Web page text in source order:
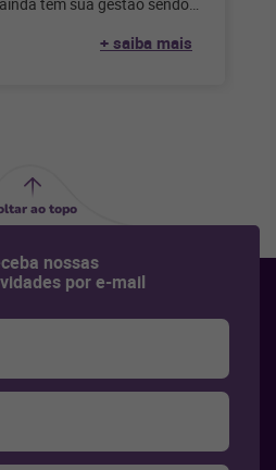
+ saiba mais
ao topo
nossas
por e-mail